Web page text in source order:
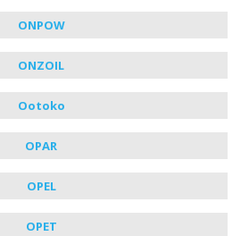
ONPOW
ONZOIL
Ootoko
OPAR
OPEL
OPET